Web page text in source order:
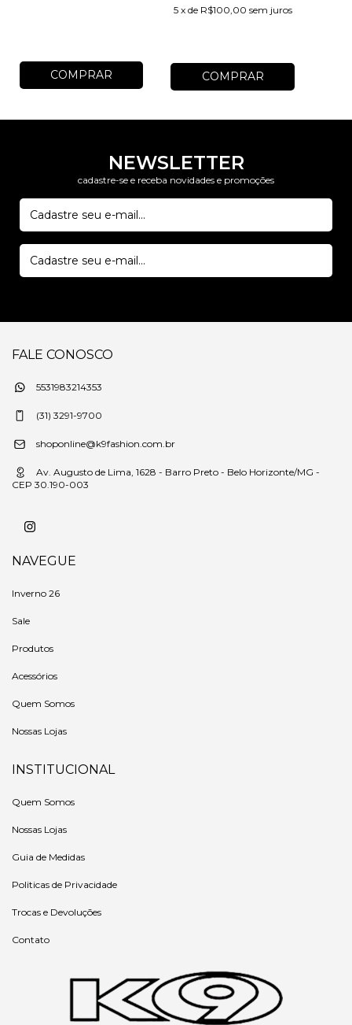
5 x de R$100,00 sem juros
NEWSLETTER
cadastre-se e receba novidades e promoções
FALE CONOSCO
5531983214353
(31) 3291-9700
shoponline@k9fashion.com.br
Av. Augusto de Lima, 1628 - Barro Preto - Belo Horizonte/MG -
CEP 30.190-003
NAVEGUE
Inverno 26
Sale
Produtos
Acessórios
Quem Somos
Nossas Lojas
INSTITUCIONAL
Quem Somos
Nossas Lojas
Guia de Medidas
Politicas de Privacidade
Trocas e Devoluções
Contato